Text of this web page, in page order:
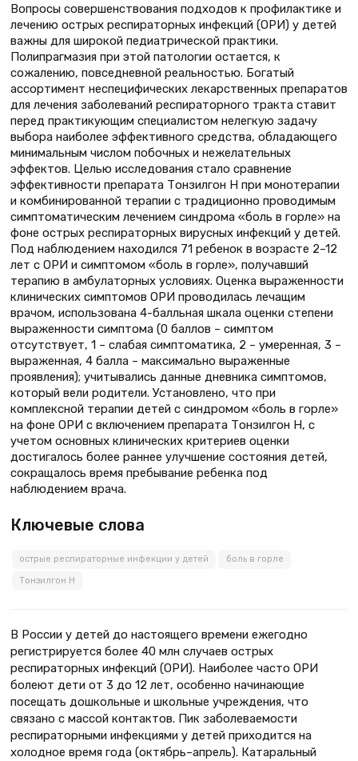
Вопросы совершенствования подходов к профилактике и
лечению острых респираторных инфекций (ОРИ) у детей
важны для широкой педиатрической практики.
Полипрагмазия при этой патологии остается, к
сожалению, повседневной реальностью. Богатый
ассортимент неспецифических лекарственных препаратов
для лечения заболеваний респираторного тракта ставит
перед практикующим специалистом нелегкую задачу
выбора наиболее эффективного средства, обладающего
минимальным числом побочных и нежелательных
эффектов. Целью исследования стало сравнение
эффективности препарата Тонзилгон Н при монотерапии
и комбинированной терапии с традиционно проводимым
симптоматическим лечением синдрома «боль в горле» на
фоне острых респираторных вирусных инфекций у детей.
Под наблюдением находился 71 ребенок в возрасте 2–12
лет с ОРИ и симптомом «боль в горле», получавший
терапию в амбулаторных условиях. Оценка выраженности
клинических симптомов ОРИ проводилась лечащим
врачом, использована 4-балльная шкала оценки степени
выраженности симптома (0 баллов – симптом
отсутствует, 1 – слабая симптоматика, 2 – умеренная, 3 –
выраженная, 4 балла – максимально выраженные
проявления); учитывались данные дневника симптомов,
который вели родители. Установлено, что при
комплексной терапии детей с синдромом «боль в горле»
на фоне ОРИ с включением препарата Тонзилгон Н, с
учетом основных клинических критериев оценки
достигалось более раннее улучшение состояния детей,
сокращалось время пребывание ребенка под
наблюдением врача.
Ключевые слова
острые респираторные инфекции у детей боль в горле
Тонзилгон Н
В России у детей до настоящего времени ежегодно
регистрируется более 40 млн случаев острых
респираторных инфекций (ОРИ). Наиболее часто ОРИ
болеют дети от 3 до 12 лет, особенно начинающие
посещать дошкольные и школьные учреждения, что
связано с массой контактов. Пик заболеваемости
респираторными инфекциями у детей приходится на
холодное время года (октябрь–апрель). Катаральный